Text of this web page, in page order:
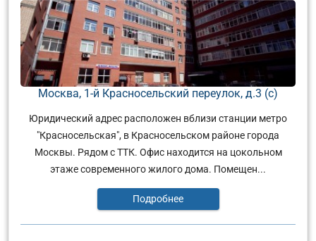
Москва, 1-й Красносельский переулок, д.3 (с)
Юридический адрес расположен вблизи станции метро
"Красносельская", в Красносельском районе города
Москвы. Рядом с ТТК. Офис находится на цокольном
этаже современного жилого дома. Помещен...
Подробнее